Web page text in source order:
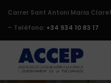
Carrer Sant Antoni Maria
– Teléfono: +34 934 10 83 17